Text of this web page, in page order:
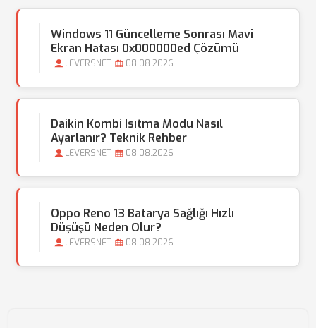
Windows 11 Güncelleme Sonrası Mavi
Ekran Hatası 0x000000ed Çözümü
LEVERSNET 08.08.2026
Daikin Kombi Isıtma Modu Nasıl
Ayarlanır? Teknik Rehber
LEVERSNET 08.08.2026
Oppo Reno 13 Batarya Sağlığı Hızlı
Düşüşü Neden Olur?
LEVERSNET 08.08.2026